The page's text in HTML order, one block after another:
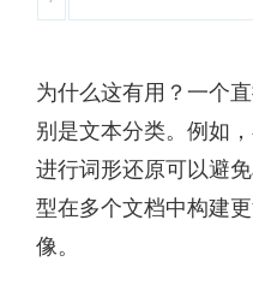
为什么这有用？一个
别是文本分类。例如
进行词形还原可以避
型在多个文档中构建
像。